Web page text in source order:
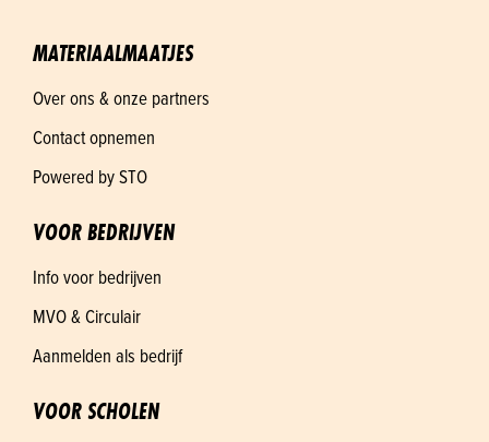
MATERIAALMAATJES
Over ons & onze partners
Contact opnemen
Powered by STO
VOOR BEDRIJVEN
Info voor bedrijven
MVO & Circulair
Aanmelden als bedrijf
VOOR SCHOLEN